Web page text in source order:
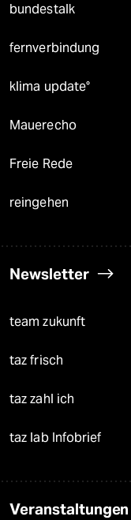
bundestalk
fernverbindung
klima update°
Mauerecho
Freie Rede
reingehen
Newsletter
team zukunft
taz frisch
taz zahl ich
taz lab Infobrief
Veranstaltungen